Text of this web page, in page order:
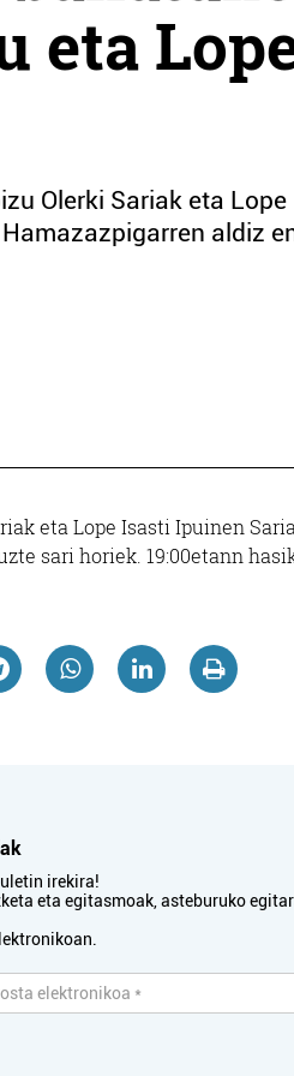
eta
Olerki Sariak eta
aldiz
eta Lope Isasti Ipuinen
sari horiek. 19:00etann
irekira!
eta egitasmoak, asteburuko